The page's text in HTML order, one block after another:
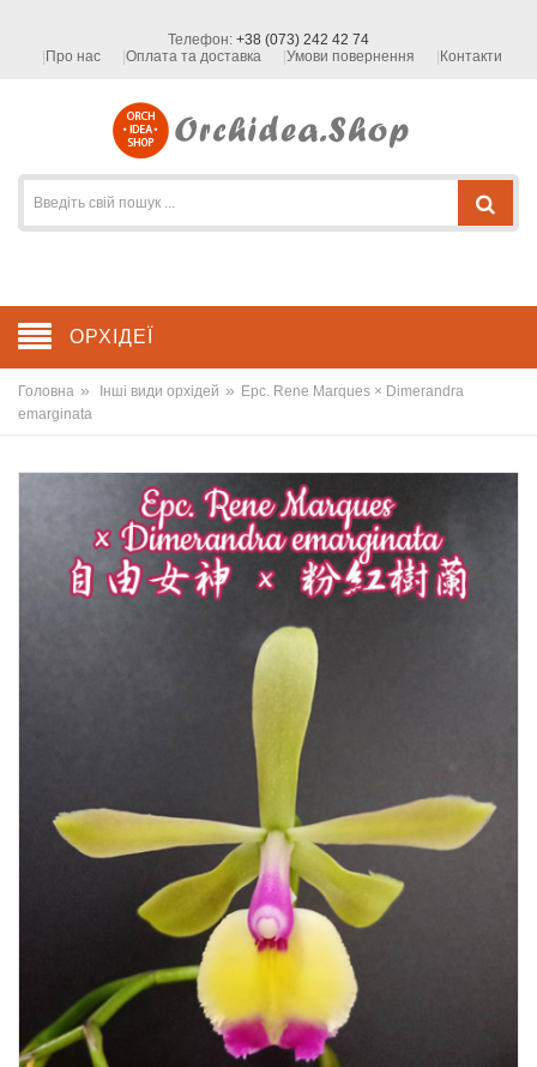
Телефон: +38 (073) 242 42 74
Про нас
Оплата та доставка Умови повернення Контакти
ОРХІДЕЇ
Головна » Інші види орхідей » Epc. Rene Marques × Dimerandra
emarginata